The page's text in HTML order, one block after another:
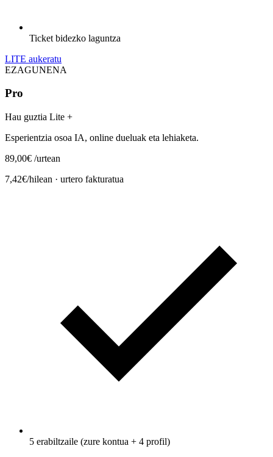
Ticket bidezko laguntza
LITE aukeratu
EZAGUNENA
Pro
Hau guztia Lite +
Esperientzia osoa IA, online dueluak eta lehiaketa.
89,00€ /urtean
7,42€/hilean · urtero fakturatua
5 erabiltzaile (zure kontua + 4 profil)